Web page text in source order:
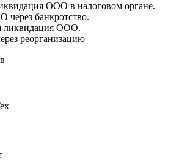
ООО в налоговом органе.
банкротство.
ликвидация ООО.
реорганизацию